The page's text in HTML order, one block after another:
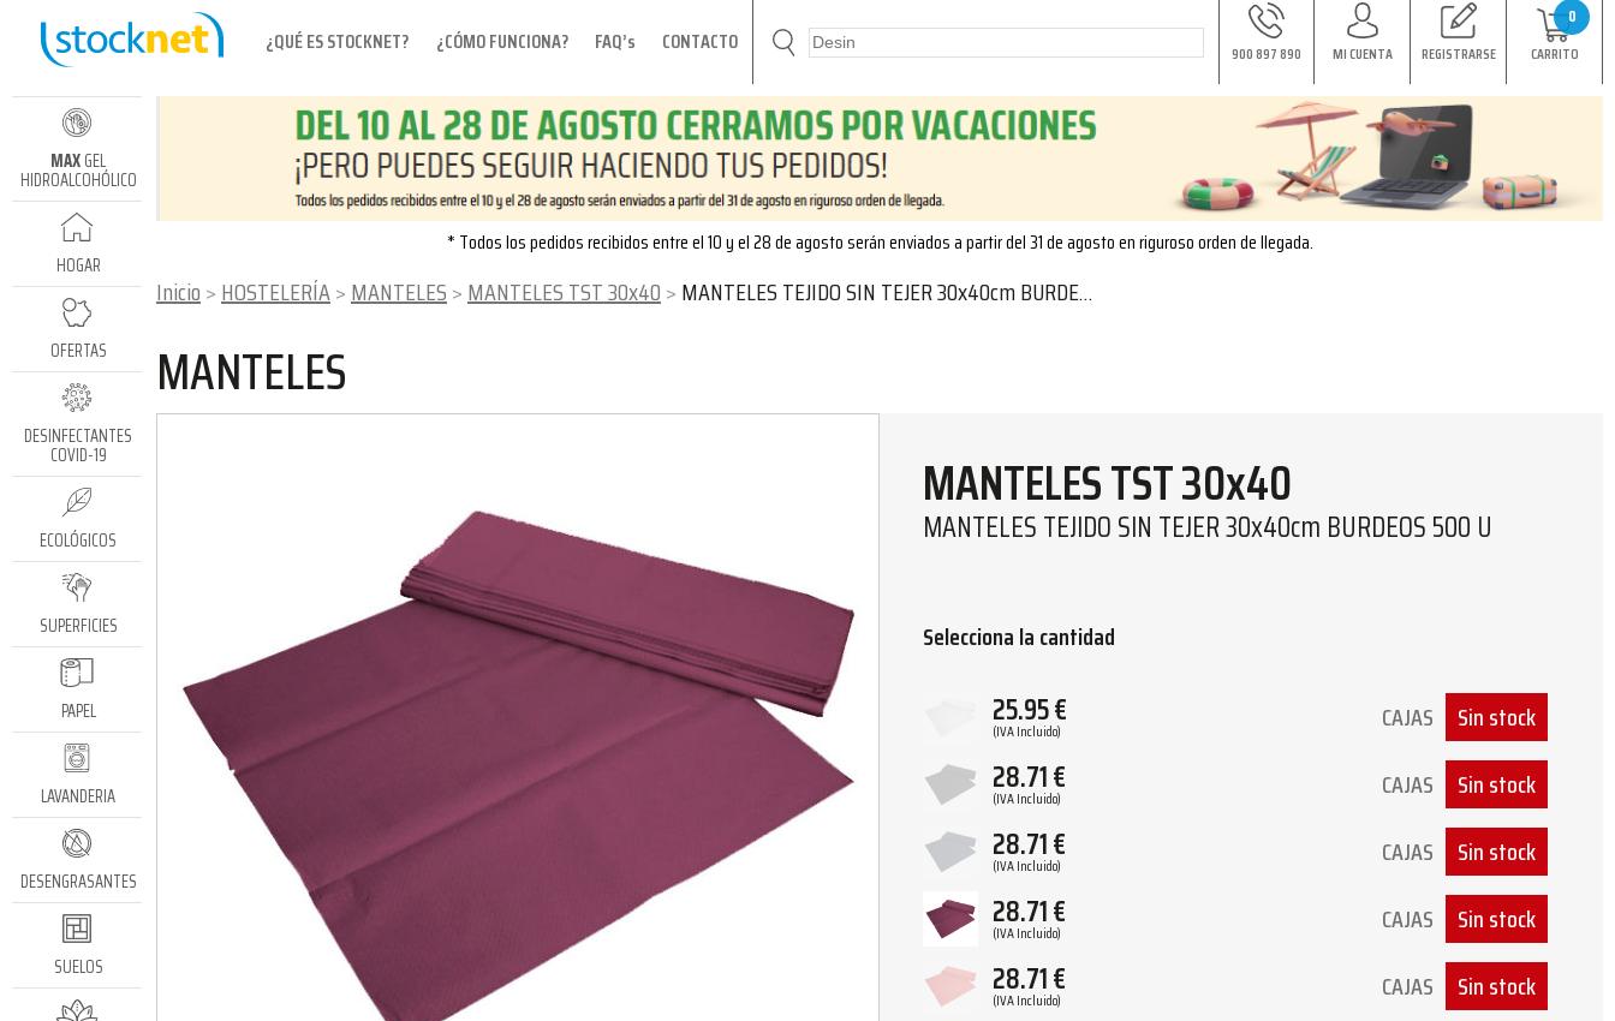
¿QUÉ ES STOCKNET? ¿CÓMO FUNCIONA? FAQ’s CONTACTO 900 897 890 MI CUENTA REGISTRARSE
0
CARRITO
MAXGEL
HIDROALCOHÓLICO
HOGAR
OFERTAS
DESINFECTANTES
COVID-19
ECOLÓGICOS
SUPERFICIES
PAPEL
LAVANDERIA
DESENGRASANTES
SUELOS
* Todos los pedidos recibidos entre el 10 y el 28 de agosto serán enviados a partir del 31 de agosto en riguroso orden de llegada.
Inicio HOSTELERÍA MANTELES MANTELES TST 30x40 MANTELES TEJIDO SIN TEJER 30x40cm BURDEOS 500 U
MANTELES
MANTELES TST 30x40
MANTELES TEJIDO SIN TEJER 30x40cm BURDEOS 500 U
Selecciona la cantidad
25.95€
(IVA Incluido) CAJAS Sin stock
28.71€
(IVA Incluido) CAJAS Sin stock
28.71€
(IVA Incluido) CAJAS Sin stock
28.71€
(IVA Incluido) CAJAS Sin stock
28.71€
(IVA Incluido) CAJAS Sin stock